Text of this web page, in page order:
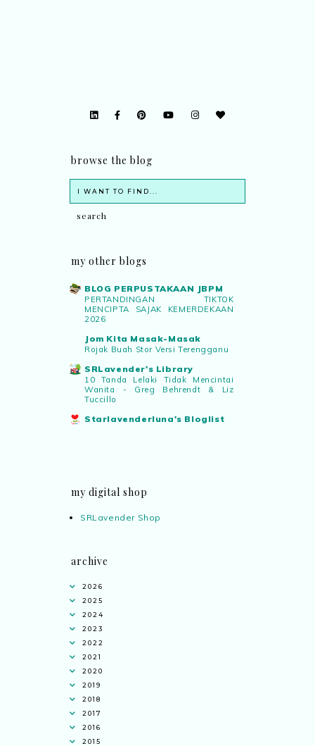
browse the blog
my other blogs
BLOG PERPUSTAKAAN JBPM
PERTANDINGAN TIKTOK
MENCIPTA SAJAK KEMERDEKAAN
2026
Jom Kita Masak-Masak
Rojak Buah Stor Versi Terengganu
SRLavender's Library
10 Tanda Lelaki Tidak Mencintai
Wanita - Greg Behrendt & Liz
Tuccillo
Starlavenderluna's Bloglist
my digital shop
SRLavender Shop
archive
2026
2025
2024
2023
2022
2021
2020
2019
2018
2017
2016
2015